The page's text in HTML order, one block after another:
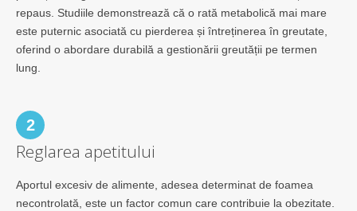
repaus. Studiile demonstrează că o rată metabolică mai mare
este puternic asociată cu pierderea și întreținerea în greutate,
oferind o abordare durabilă a gestionării greutății pe termen
lung.
2
Reglarea apetitului
Aportul excesiv de alimente, adesea determinat de foamea
necontrolată, este un factor comun care contribuie la obezitate.